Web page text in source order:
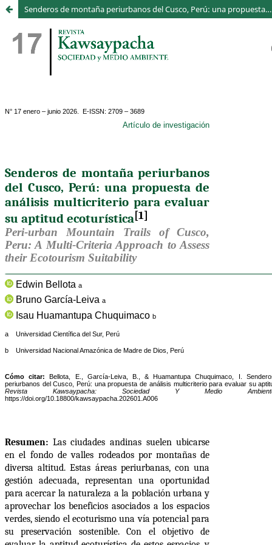
Senderos de montaña periurbanos del Cusco, Perú: una propuesta de análisis multicriterio para evaluar su aptitud ecoturística